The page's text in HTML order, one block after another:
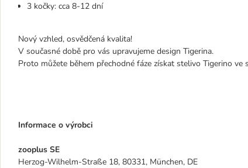
3 kočky: cca 8-12 dní
Nový vzhled, osvědčená kvalita!
V současné době pro vás upravujeme design Tigerina.
Proto můžete během přechodné fáze získat stelivo Tigerino ve
Informace o výrobci
zooplus SE
Herzog-Wilhelm-Straße 18, 80331, München, DE